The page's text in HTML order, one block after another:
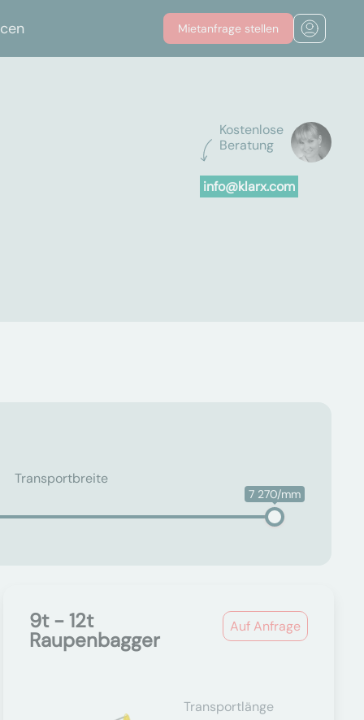
Mietanfrage stellen
Kostenlose
Beratung
info@klarx.com
Transportbreite
7 270/mm
Auf Anfrage
9t - 12t
Raupenbagger
Transportlänge